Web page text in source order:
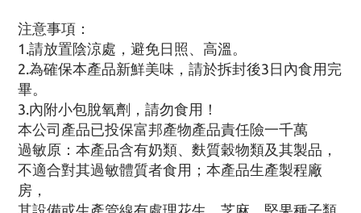
注意事項：
1.請放置陰涼處，避免日照、高溫。
2.為確保本產品新鮮美味，請於拆封後3日內食用完
畢。
3.內附小包脫氧劑，請勿食用！
本公司產品已投保富邦產物產品責任險一千萬
過敏原：本產品含有奶類、麩質穀物類及其製品，
不適合對其過敏體質者食用；本產品生產製程廠
房，